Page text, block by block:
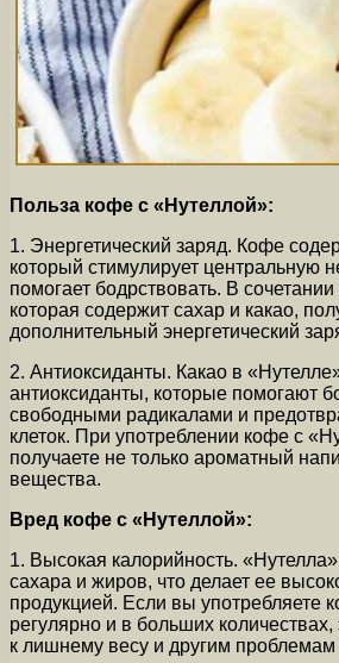
Польза кофе с «Нутеллой»:
1. Энергетический заряд. Кофе
который стимулирует центральную
помогает бодрствовать. В
которая содержит сахар и какао,
дополнительный энергетический
2. Антиоксиданты. Какао в
антиоксиданты, которые помогают
свободными радикалами и
клеток. При употреблении кофе с
получаете не только ароматный
вещества.
Вред кофе с «Нутеллой»:
1. Высокая калорийность.
сахара и жиров, что делает ее
продукцией. Если вы употребляете
регулярно и в больших
к лишнему весу и другим проблемам